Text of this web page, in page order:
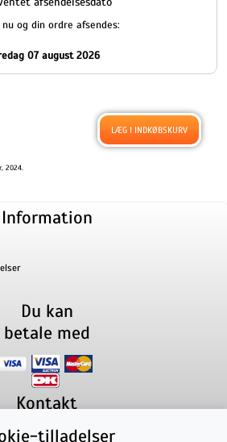
nu og din ordre afsendes:
07 august 2026
2024.
Information
Du kan
betale med
Kontakt
Kær 29280 Storvorde
tilladelser